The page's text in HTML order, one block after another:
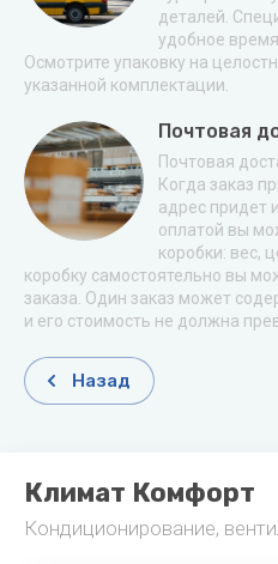
деталей.
удобное
Осмотрите упаковку на
указанной комплектации.
Почтовая
Почтовая
Когда заказ
адрес придет
оплатой вы
коробки: вес,
коробку самостоятельно вы
заказа. Один заказ может
и его стоимость не должна
Назад
Климат Комфорт
Кондиционирование,